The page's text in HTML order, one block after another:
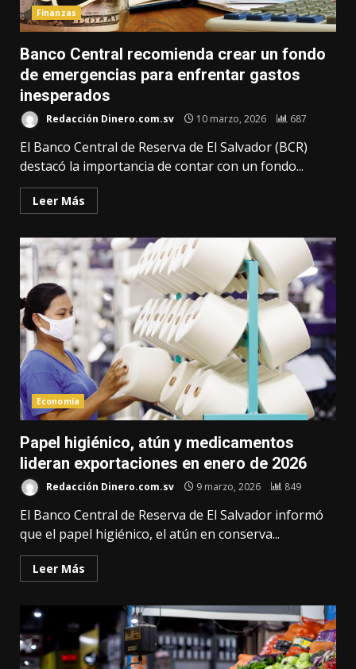
Finanzas
Banco Central recomienda crear un fondo
de emergencias para enfrentar gastos
inesperados
Redacción Dinero.com.sv 10 marzo, 2026 687
El Banco Central de Reserva de El Salvador (BCR)
destacó la importancia de contar con un fondo...
Leer Más
Economía
Papel higiénico, atún y medicamentos
lideran exportaciones en enero de 2026
Redacción Dinero.com.sv 9 marzo, 2026 849
El Banco Central de Reserva de El Salvador informó
que el papel higiénico, el atún en conserva...
Leer Más